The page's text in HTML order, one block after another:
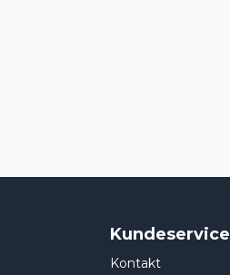
Kundeservice
Kontakt